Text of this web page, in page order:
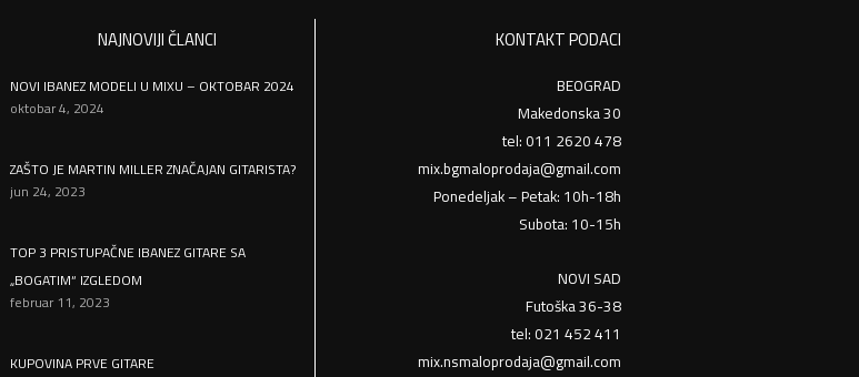
NAJNOVIJI ČLANCI
NOVI IBANEZ MODELI U MIXU – OKTOBAR 2024
oktobar 4, 2024
ZAŠTO JE MARTIN MILLER ZNAČAJAN GITARISTA?
jun 24, 2023
TOP 3 PRISTUPAČNE IBANEZ GITARE SA
„BOGATIM“ IZGLEDOM
februar 11, 2023
KUPOVINA PRVE GITARE
KONTAKT PODACI
BEOGRAD
Makedonska 30
tel: 011 2620 478
mix.bgmaloprodaja@gmail.com
Ponedeljak – Petak: 10h-18h
Subota: 10-15h
NOVI SAD
Futoška 36-38
tel: 021 452 411
mix.nsmaloprodaja@gmail.com